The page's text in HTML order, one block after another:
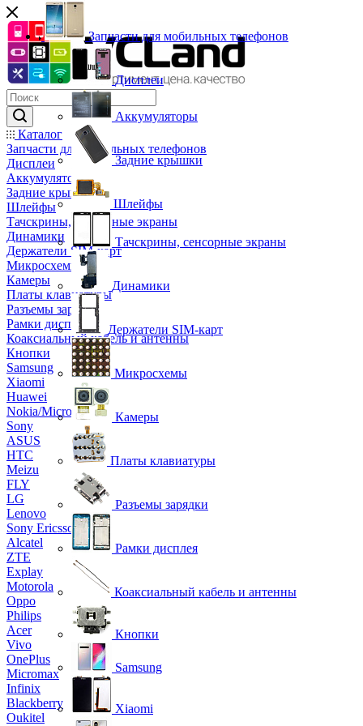
Каталог
Запчасти для мобильных телефонов
Дисплеи
Аккумуляторы
Задние крышки
Шлейфы
Тачскрины, сенсорные экраны
Динамики
Держатели SIM-карт
Микросхемы
Камеры
Платы клавиатуры
Разъемы зарядки
Рамки дисплея
Коаксиальный кабель и антенны
Кнопки
Samsung
Xiaomi
Huawei
Nokia/Microsoft
Sony
ASUS
HTC
Meizu
FLY
LG
Lenovo
Sony Ericsson
Alcatel
ZTE
Explay
Motorola
Oppo
Philips
Acer
Vivo
OnePlus
Micromax
Infinix
Blackberry
Oukitel
Запчасти для мобильных телефонов
Дисплеи
Аккумуляторы
Задние крышки
Шлейфы
Тачскрины, сенсорные экраны
Динамики
Держатели SIM-карт
Микросхемы
Камеры
Платы клавиатуры
Разъемы зарядки
Рамки дисплея
Коаксиальный кабель и антенны
Кнопки
Samsung
Xiaomi